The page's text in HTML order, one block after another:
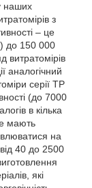
наших
з
– це
до 150 000
витратомірів
аналогічний
серії ТР
(до 7000
в кілька
мають
на
40 до 2500
які